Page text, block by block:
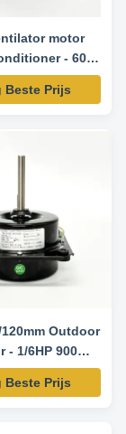
motor
- 60W
50Hz
Beste Prijs
Outdoor
- 1/6HP 900
50HZ
Beste Prijs